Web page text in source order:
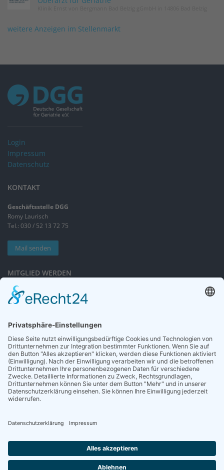
weitere Anzeigen im Stellenmarkt
Login
Impressum
Datenschutz
KONTAKT
Geschäftsstelle DGG
Romy Laurisch
Tel.: 030 / 52 13 72 75
Mail senden
MITGLIED WERDEN
Sieben gute Gründe
für Ihre Mitgliedschaft
NEWSLETTER
Neuigkeiten rund um die Geriatrie und die DGG – regelmäßig in Ihrem
Postfach.
Die Zeitschrift für Gerontologie und Geriatrie informiert über Neues aus
unserem Fach.